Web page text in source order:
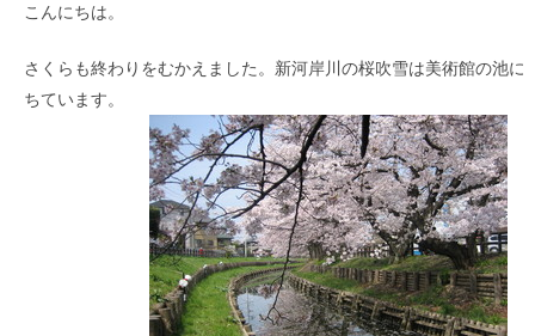
こんにちは。
さくらも終わりをむかえました。新河岸川の桜吹雪は美術館の池に
ちています。